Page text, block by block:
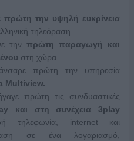
πρώτη την υψηλή ευκρίνεια
τηλεόραση.
τηνπρώτη παραγωγή και
στη χώρα.
πρώτη την υπηρεσία
Multiview.
πρώτη τις συνδυαστικές
και στη συνέχεια 3play
τηλεφωνία, internet και
σε ένα λογαριασμό,